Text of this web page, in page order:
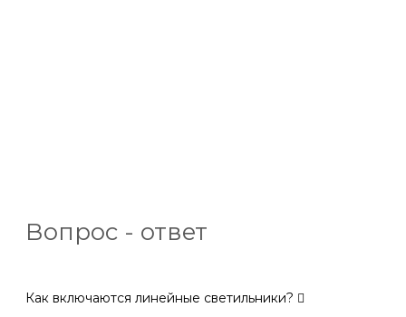
Вопрос - ответ
Как включаются линейные светильники?